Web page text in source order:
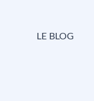
LE BLOG